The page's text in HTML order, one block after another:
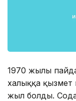
1970 жылы
халыққа қызмет
жыл болды.